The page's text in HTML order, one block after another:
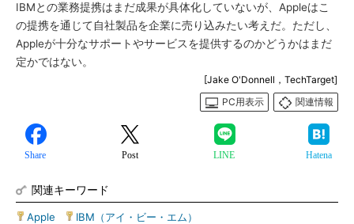
IBMとの業務提携はまだ成果が具体化していないが、Appleはこ
の提携を通じて自社製品を企業に売り込みたい考えだ。ただし、
Appleが十分なサポートやサービスを提供するのかどうかはまだ
定かではない。
[Jake O'Donnell，TechTarget]
PC用表示
関連情報
Share Post LINE Hatena
関連キーワード
Apple IBM（アイ・ビー・エム）